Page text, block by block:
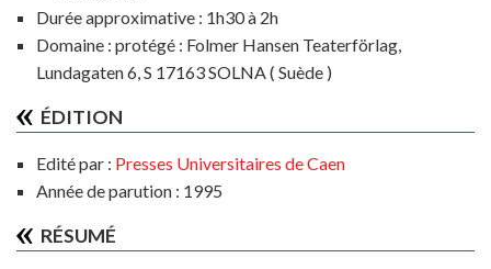
Durée approximative : 1h30 à 2h
Domaine : protégé : Folmer Hansen Teaterförlag,
Lundagaten 6, S 17163 SOLNA ( Suède )
ÉDITION
Edité par : Presses Universitaires de Caen
Année de parution : 1995
RÉSUMÉ